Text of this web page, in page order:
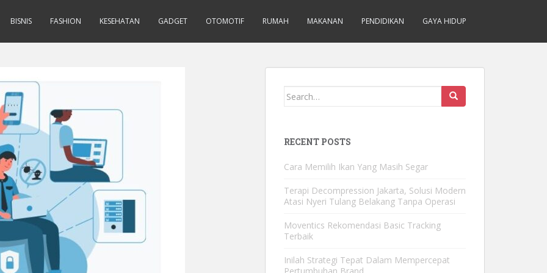
BISNIS FASHION KESEHATAN GADGET OTOMOTIF RUMAH MAKANAN PENDIDIKAN GAYA HIDUP
Search for:
RECENT POSTS
Cara Memilih Ikan Yang Masih Segar
Terapi Decompression Jakarta, Solusi Modern
Atasi Nyeri Tulang Belakang Tanpa Operasi
Moventics Rekomendasi Basic Tracking
Terbaik
Inilah Strategi Tepat Dalam Mempercepat